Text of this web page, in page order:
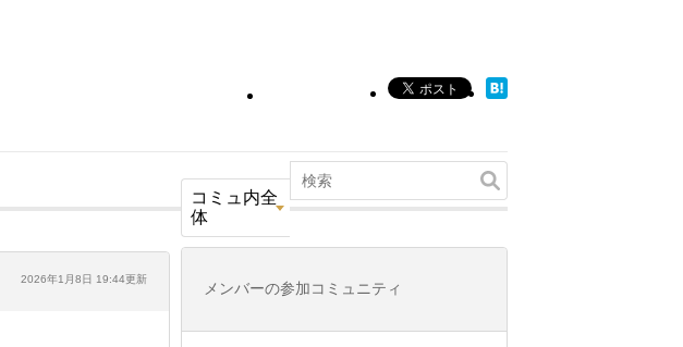
コミュ内全
体
2026年1月8日 19:44更新
メンバーの参加コミュニティ